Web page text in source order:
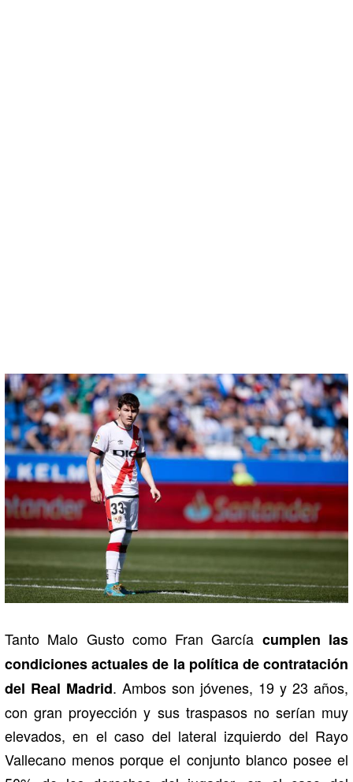
Tanto Malo Gusto como Fran García cumplen las
condiciones actuales de la política de contratación
del Real Madrid. Ambos son jóvenes, 19 y 23 años,
con gran proyección y sus traspasos no serían muy
elevados, en el caso del lateral izquierdo del Rayo
Vallecano menos porque el conjunto blanco posee el